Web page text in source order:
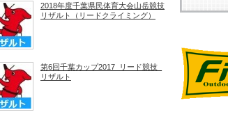
2018年度千葉県民体育大会山岳競技
リザルト（リードクライミング）
第6回千葉カップ2017_リード競技_
リザルト